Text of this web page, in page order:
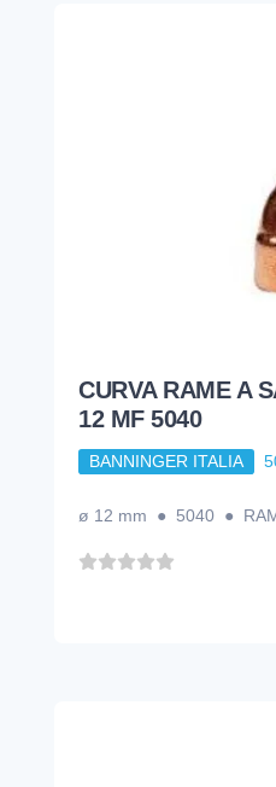
CURVA RAME A
12 MF 5040
BANNINGER ITALIA
ø 12 mm ● 5040 ●